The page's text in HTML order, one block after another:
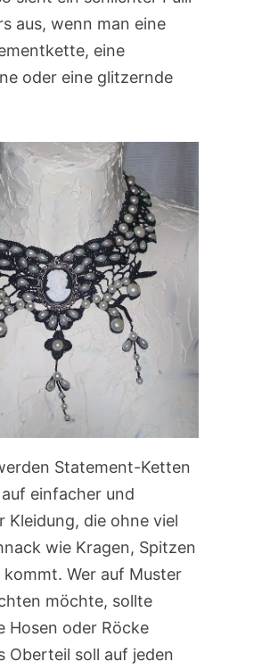
aus, wenn man eine
eine
oder eine glitzernde
Statement-Ketten
einfacher und
Kleidung, die ohne viel
wie Kragen, Spitzen
kommt. Wer auf Muster
möchte, sollte
Hosen oder Röcke
Oberteil soll auf jeden